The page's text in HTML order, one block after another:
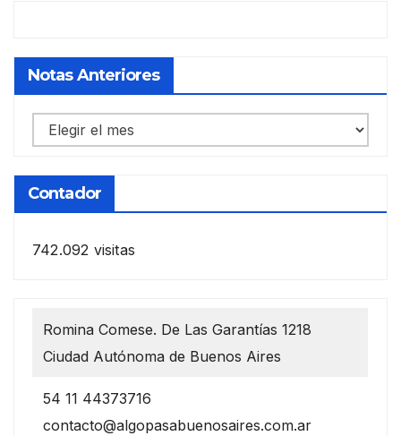
Notas Anteriores
Notas
anteriores
Contador
742.092 visitas
Romina Comese. De Las Garantías 1218
Ciudad Autónoma de Buenos Aires
54 11 44373716
contacto@algopasabuenosaires.com.ar